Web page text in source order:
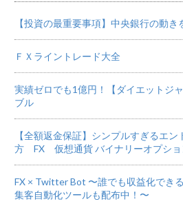
【投資の最重要事項】中央銀行の動
ＦＸライントレード大全
実績ゼロでも1億円！【ダイエットジ
ブル
【全額返金保証】シンプルすぎるエ
方 FX 仮想通貨 バイナリーオプショ
FX × Twitter Bot 〜誰でも収益化でき
集客自動化ツールも配布中！〜